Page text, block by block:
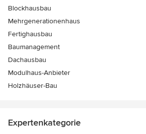
Blockhausbau
Mehrgenerationenhaus
Fertighausbau
Baumanagement
Dachausbau
Modulhaus-Anbieter
Holzhäuser-Bau
Expertenkategorie